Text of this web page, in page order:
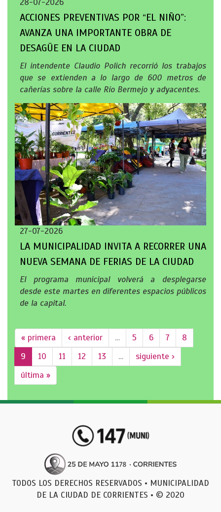
28-07-2026
ACCIONES PREVENTIVAS POR “EL NIÑO”:
AVANZA UNA IMPORTANTE OBRA DE
DESAGÜE EN LA CIUDAD
El intendente Claudio Polich recorrió los trabajos
que se extienden a lo largo de 600 metros de
cañerías sobre la calle Río Bermejo y adyacentes.
27-07-2026
LA MUNICIPALIDAD INVITA A RECORRER UNA
NUEVA SEMANA DE FERIAS DE LA CIUDAD
El programa municipal volverá a desplegarse
desde este martes en diferentes espacios públicos
de la capital.
« primera ‹ anterior … 5 6 7
8
9
10 11 12 13 …
siguiente ›
última »
TODOS LOS DERECHOS RESERVADOS • MUNICIPALIDAD
DE LA CIUDAD DE CORRIENTES • © 2020